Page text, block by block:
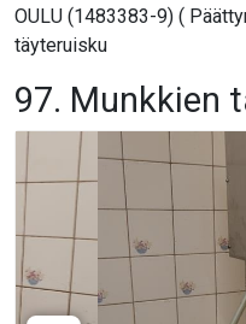
OULU (1483383-9) (
täyteruisku
97. Munkkien